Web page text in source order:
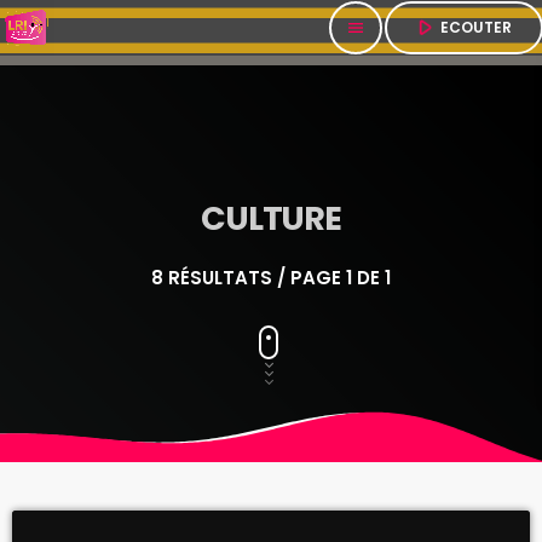
menu play_arrow ECOUTER
CULTURE
8 RÉSULTATS / PAGE 1 DE 1